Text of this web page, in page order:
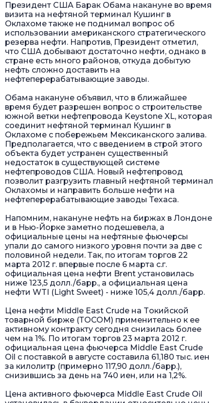
Президент США Барак Обама накануне во время
визита на нефтяной терминал Кушинг в
Оклахоме также не поднимал вопрос об
использовании американского стратегического
резерва нефти. Напротив, Президент отметил,
что США добывают достаточно нефти, однако в
стране есть много районов, откуда добытую
нефть сложно доставить на
нефтеперерабатывающие заводы.
Обама накануне объявил, что в ближайшее
время будет разрешен вопрос о строительстве
южной ветки нефтепровода Keystone XL, которая
соединит нефтяной терминал Кушинг в
Оклахоме с побережьем Мексиканского залива.
Предполагается, что с введением в строй этого
объекта будет устранен существенный
недостаток в существующей системе
нефтепроводов США. Новый нефтепровод
позволит разгрузить главный нефтяной терминал
Оклахомы и направить больше нефти на
нефтеперерабатывающие заводы Техаса.
Напомним, накануне нефть на биржах в Лондоне
и в Нью-Йорке заметно подешевела, а
официальные цены на нефтяные фьючерсы
упали до самого низкого уровня почти за две с
половиной недели. Так, по итогам торгов 22
марта 2012 г. впервые после 6 марта с.г.
официальная цена нефти Brent установилась
ниже 123,5 долл./барр., а официальная цена
нефти WTI (Light Sweet) - ниже 105,4 долл./барр.
Цена нефти Middle East Crude на Tокийской
товарной бирже (ТOCOM) применительно к ее
активному контракту сегодня снизилась более
чем на 1%. По итогам торгов 23 марта 2012 г.
официальная цена фьючерса Middle East Crude
Oil с поставкой в августе составила 61,180 тыс. иен
за килолитр (примерно 117,90 долл./барр.),
снизившись за день на 740 иен, или на 1,2%.
Цена активного фьючерса Middle East Crude Oil